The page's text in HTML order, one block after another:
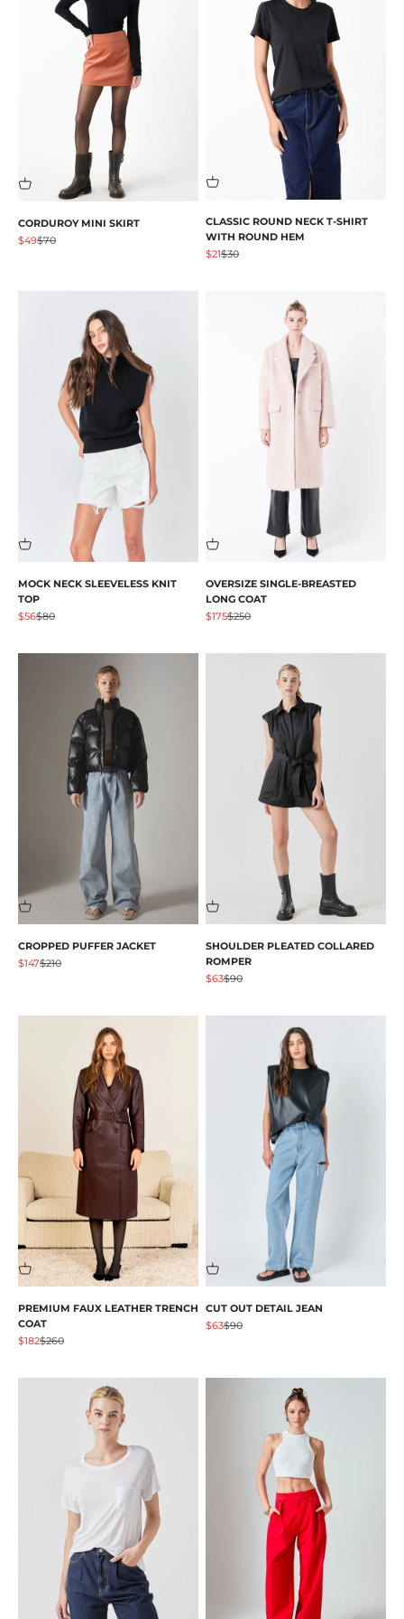
CORDUROY MINI SKIRT
Prezzo scontato
$49Prezzo
$70
CLASSIC ROUND NECK T-SHIRT
WITH ROUND HEM
Prezzo scontato
$21Prezzo
$30
MOCK NECK SLEEVELESS KNIT
TOP
Prezzo scontato
$56Prezzo
$80
OVERSIZE SINGLE-BREASTED
LONG COAT
Prezzo scontato
$175Prezzo
$250
CROPPED PUFFER JACKET
Prezzo scontato
$147Prezzo
$210
SHOULDER PLEATED COLLARED
ROMPER
Prezzo scontato
$63Prezzo
$90
PREMIUM FAUX LEATHER TRENCH
COAT
Prezzo scontato
$182Prezzo
$260
CUT OUT DETAIL JEAN
Prezzo scontato
$63Prezzo
$90